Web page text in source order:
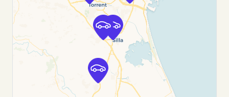
Free2Move Rent - S&YOU VALENCIA - Tres
Cruces - Valencia (C)
Avda. Tres Cruces, 38
Valencia, 46014